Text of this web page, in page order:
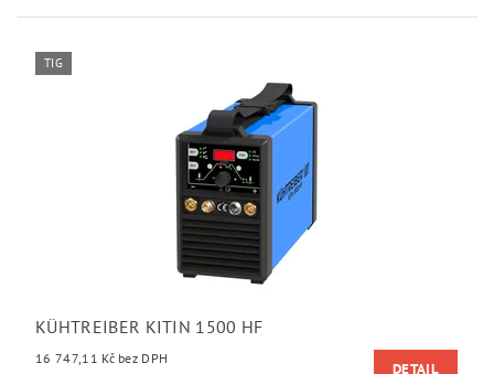
TIG
KÜHTREIBER KITIN 1500 HF
16 747,11 Kč bez DPH
DETAIL